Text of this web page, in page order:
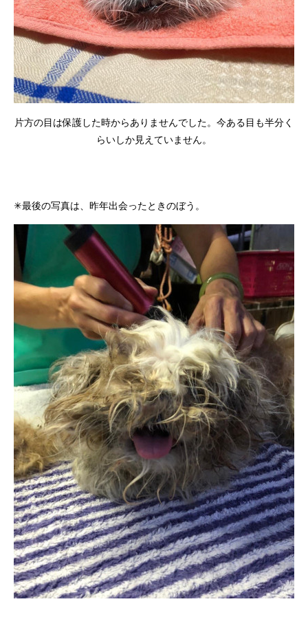
片方の目は保護した時からありませんでした。今ある目も半分く
らいしか見えていません。
✳最後の写真は、昨年出会ったときのぼう。